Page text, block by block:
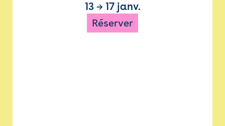
13→ 17 janv.
Réserver